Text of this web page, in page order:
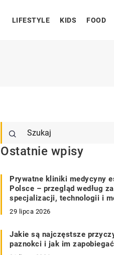
LIFESTYLE KIDS FOOD
Ostatnie wpisy
Prywatne kliniki medycyny
Polsce – przegląd według
specjalizacji, technologii i
29 lipca 2026
Jakie są najczęstsze
paznokci i jak im